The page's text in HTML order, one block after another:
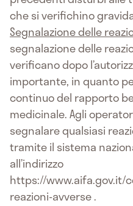
che si verifichino
Segnalazione delle
segnalazione delle
verificano dopo
importante, in quanto
continuo del rapporto
medicinale. Agli
segnalare qualsiasi
tramite il sistema
all’indirizzo
https://www.aifa.gov.it/
reazioni-avverse .